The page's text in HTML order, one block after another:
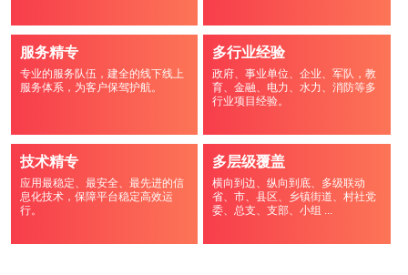
服务精专
专业的服务队伍，建全的线下线上
服务体系，为客户保驾护航。
多行业经验
政府、事业单位、企业、军队，教
育、金融、电力、水力、消防等多
行业项目经验。
技术精专
应用最稳定、最安全、最先进的信
息化技术，保障平台稳定高效运
行。
多层级覆盖
横向到边、纵向到底、多级联动
省、市、县区、乡镇街道、村社党
委、总支、支部、小组 ...